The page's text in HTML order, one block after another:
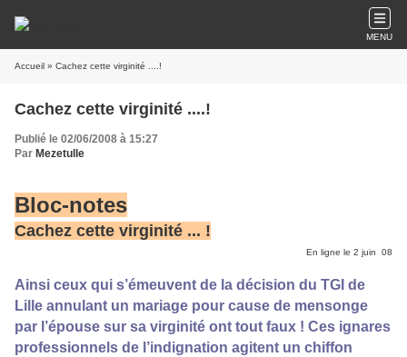
MENU
Accueil » Cachez cette virginité ....!
Cachez cette virginité ....!
Publié le 02/06/2008 à 15:27
Par Mezetulle
Bloc-notes
Cachez cette virginité ... !
En ligne le 2 juin 08
Ainsi ceux qui s’émeuvent de la décision du TGI de
Lille annulant un mariage pour cause de mensonge
par l’épouse sur sa virginité ont tout faux ! Ces ignares
professionnels de l’indignation agitent un chiffon